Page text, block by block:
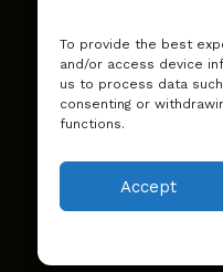
To provide the best
and/or access device
us to process data
consenting or
functions.
Accept